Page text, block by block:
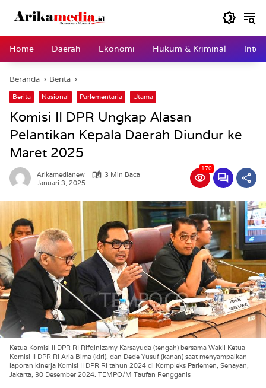
Home
Daerah Ekonomi Hukum & Kriminal
Beranda Berita
Berita Nasional Parlementaria Utama
Komisi II DPR Ungkap Alasan
Pelantikan Kepala Daerah Diundur ke
Maret 2025
Arikamedianew
3 Min Baca
Januari 3, 2025
170
Ketua Komisi II DPR RI Rifqinizamy Karsayuda (tengah) bersama Wakil Ketua
Komisi II DPR RI Aria Bima (kiri), dan Dede Yusuf (kanan) saat menyampaikan
laporan kinerja Komisi II DPR RI tahun 2024 di Kompleks Parlemen, Senayan,
Jakarta, 30 Desember 2024. TEMPO/M Taufan Rengganis